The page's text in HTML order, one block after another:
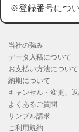
※登録番号につ
当社の強み
データ入稿について
お支払い方法について
納期について
キャンセル・変更、
よくあるご質問
サンプル請求
ご利用規約